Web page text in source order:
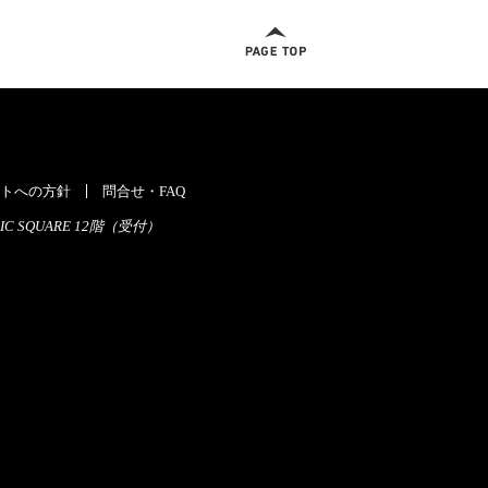
への方針 問合せ・FAQ
SQUARE 12階（受付）